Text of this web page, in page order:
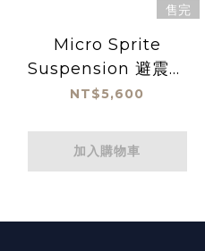
售完
Micro Sprite
Suspension 避震版
成人滑板車 綠色-適合
NT$5,600
加入購物車